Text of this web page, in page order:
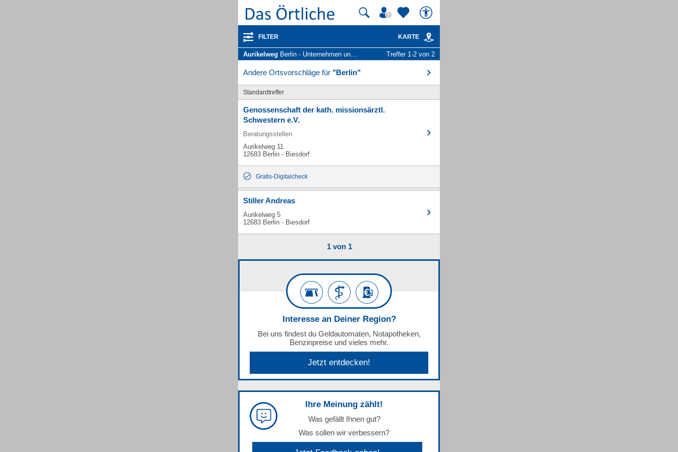
FILTER KARTE
Aurikelweg Berlin - Unternehmen und Personen Treffer 1-2 von 2
Andere Ortsvorschläge für "Berlin"
Standardtreffer
Genossenschaft der kath. missionsärztl.
Schwestern e.V.
Beratungsstellen
Aurikelweg 11
12683 Berlin - Biesdorf
Gratis-Digitalcheck
Stiller Andreas
Aurikelweg 5
12683 Berlin - Biesdorf
1 von 1
Interesse an Deiner Region?
Bei uns findest du Geldautomaten, Notapotheken,
Benzinpreise und vieles mehr.
Jetzt entdecken!
Ihre Meinung zählt!
Was gefällt Ihnen gut?
Was sollen wir verbessern?